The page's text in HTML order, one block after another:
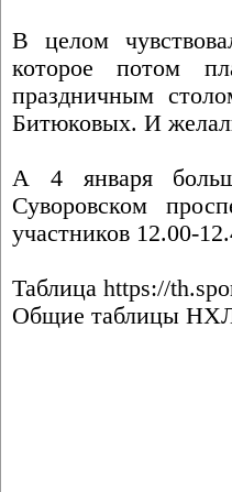
В целом
которое потом
праздничным
Битюковых. И
А 4 января
Суворовском
участников 12.00-
Таблица https://
Общие таблицы